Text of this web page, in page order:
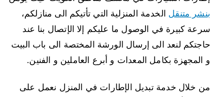
بنشر متنقل الخدمة المنزلية التي تأتيكم الى منازلكم،
سرعة كبيرة في الوصول ما عليكم إلا الإتصال بنا عند
حاجتكم لنعد الى إرسال الورشة المختصة الى باب البيت
و المجهزة بكامل المعدات و أبرع العاملين و الفنين.
من خلال خدمة تبديل الإطارات في المنزل نعمل على